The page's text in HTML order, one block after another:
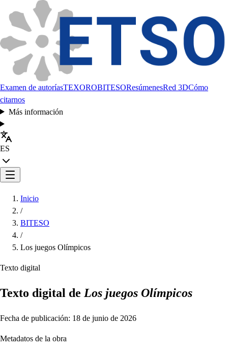
Examen de autoríasTEXOROBITESOResúmenesRed 3DCómo
citarnos
Más información
ES
Inicio
/
BITESO
/
Los juegos Olímpicos
Texto digital
Texto digital de Los juegos Olímpicos
Fecha de publicación: 18 de junio de 2026
Metadatos de la obra